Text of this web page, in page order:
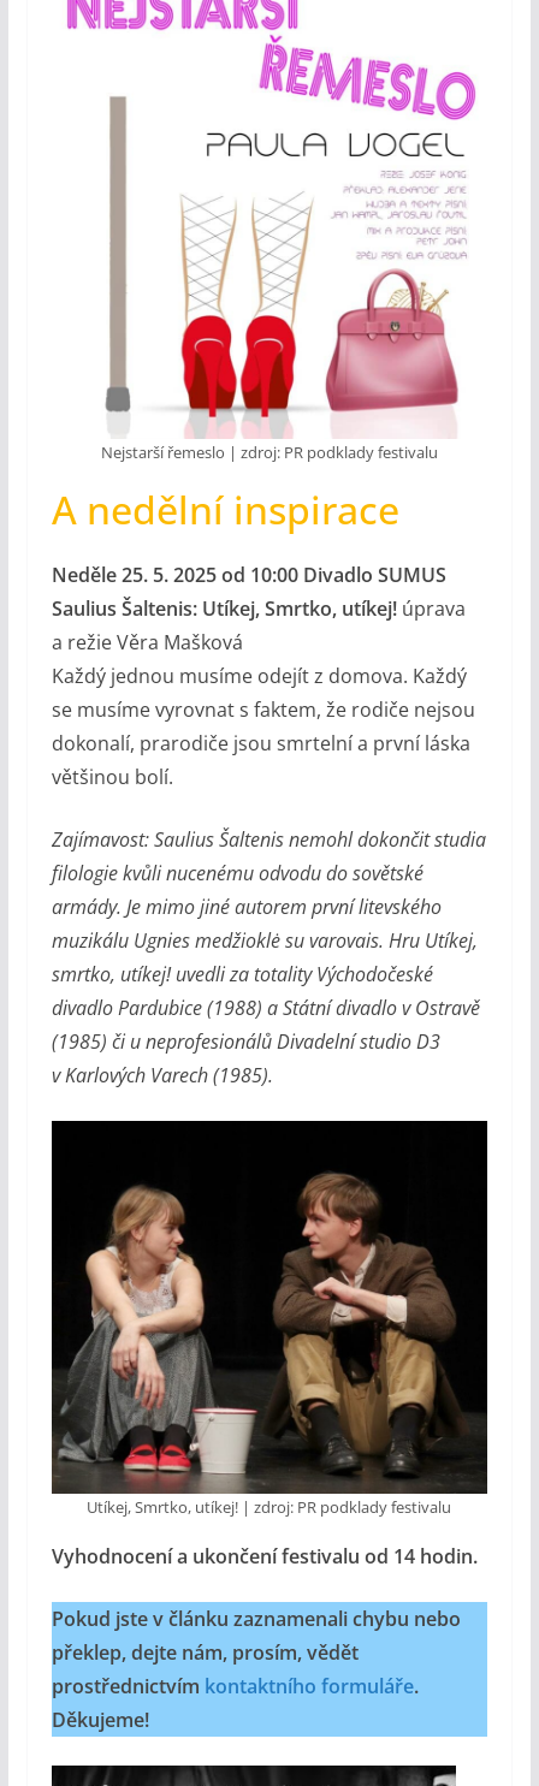
Nejstarší řemeslo | zdroj: PR podklady festivalu
A nedělní inspirace
Neděle 25. 5. 2025 od 10:00 Divadlo SUMUS
Saulius Šaltenis: Utíkej, Smrtko, utíkej!úprava
a režie Věra Mašková
Každý jednou musíme odejít z domova. Každý
se musíme vyrovnat s faktem, že rodiče nejsou
dokonalí, prarodiče jsou smrtelní a první láska
většinou bolí.
Zajímavost: Saulius Šaltenis nemohl dokončit studia
filologie kvůli nucenému odvodu do sovětské
armády. Je mimo jiné autorem první litevského
muzikálu Ugnies medžioklė su varovais. Hru Utíkej,
smrtko, utíkej! uvedli za totality Východočeské
divadlo Pardubice (1988) a Státní divadlo v Ostravě
(1985) či u neprofesionálů Divadelní studio D3
v Karlových Varech (1985).
Utíkej, Smrtko, utíkej! | zdroj: PR podklady festivalu
Vyhodnocení a ukončení festivalu od 14 hodin.
Pokud jste v článku zaznamenali chybu nebo
překlep, dejte nám, prosím, vědět
prostřednictvím kontaktního formuláře.
Děkujeme!